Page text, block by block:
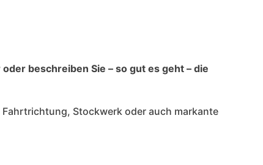
beschreiben Sie – so gut es geht – die
Stockwerk oder auch markante